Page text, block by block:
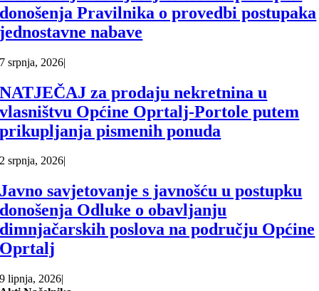
donošenja Pravilnika o provedbi postupaka
jednostavne nabave
7 srpnja, 2026|
NATJEČAJ za prodaju nekretnina u
vlasništvu Općine Oprtalj-Portole putem
prikupljanja pismenih ponuda
2 srpnja, 2026|
Javno savjetovanje s javnošću u postupku
donošenja Odluke o obavljanju
dimnjačarskih poslova na području Općine
Oprtalj
9 lipnja, 2026|